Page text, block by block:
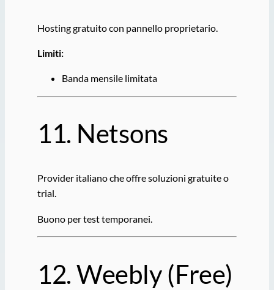
Hosting gratuito con pannello proprietario.
Limiti:
Banda mensile limitata
11. Netsons
Provider italiano che offre soluzioni gratuite o
trial.
Buono per test temporanei.
12. Weebly (Free)